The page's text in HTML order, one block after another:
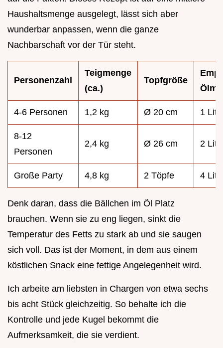
Haushaltsmenge ausgelegt, lässt sich aber
wunderbar anpassen, wenn die ganze
Nachbarschaft vor der Tür steht.
Personenzahl
Teigmenge
(ca.)
Topfgröße
4-6 Personen 1,2 kg Ø 20 cm 1
8-12
Personen
2,4 kg Ø 26 cm 2
Große Party 4,8 kg 2 Töpfe 4
Denk daran, dass die Bällchen im Öl Platz
brauchen. Wenn sie zu eng liegen, sinkt die
Temperatur des Fetts zu stark ab und sie saugen
sich voll. Das ist der Moment, in dem aus einem
köstlichen Snack eine fettige Angelegenheit wird.
Ich arbeite am liebsten in Chargen von etwa sechs
bis acht Stück gleichzeitig. So behalte ich die
Kontrolle und jede Kugel bekommt die
Aufmerksamkeit, die sie verdient.